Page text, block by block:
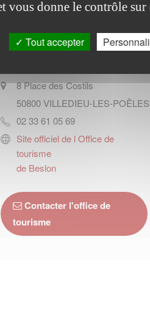
Beslon
8 Place des Costils
50800VILLEDIEU-LES-POÊLES
02 33 61 05 69
Site officiel de l Office de
tourisme
de Beslon
Contacter l'office de
tourisme
vous donne le contrôle
Tout accepter